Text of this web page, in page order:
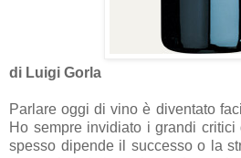
di Luigi Gorla
Parlare oggi di vino è diventato
Ho sempre invidiato i grandi
spesso dipende il successo o la